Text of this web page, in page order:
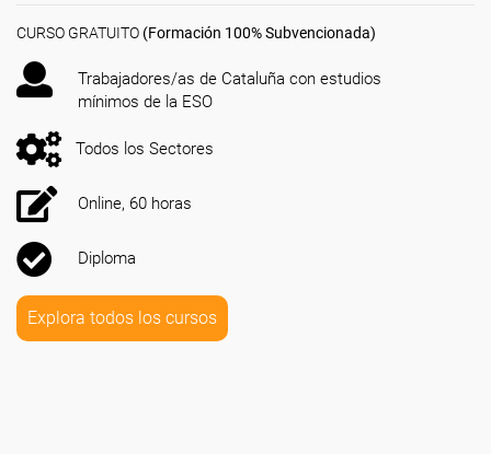
CURSO GRATUITO (Formación 100% Subvencionada)
Trabajadores/as de Cataluña con estudios
mínimos de la ESO
Todos los Sectores
Online, 60 horas
Diploma
Explora todos los cursos